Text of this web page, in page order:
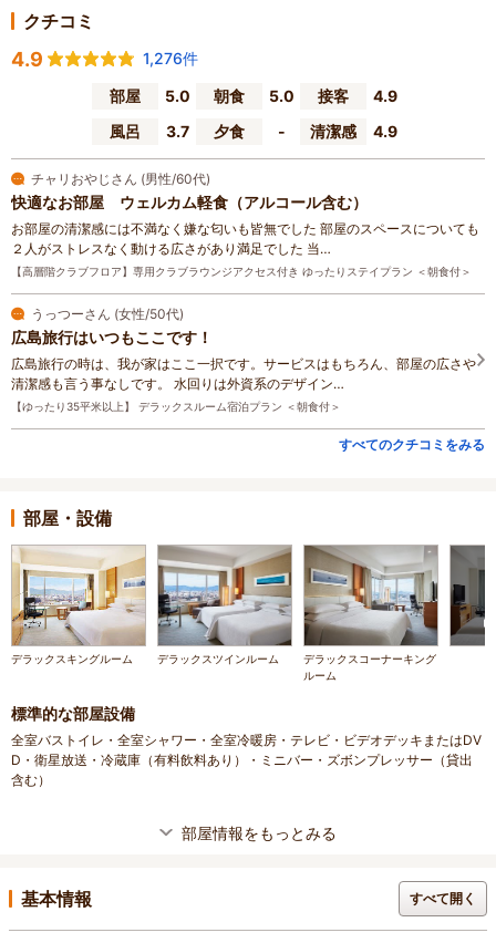
クチコミ
4.9
1,276件
部屋
5.0 朝食 5.0 接客
4.9
風呂
3.7 夕食 - 清潔感 4.9
チャリおやじさん (男性/60代)
快適なお部屋 ウェルカム軽食（アルコール含む）
お部屋の清潔感には不満なく嫌な匂いも皆無でした 部屋のスペースについても
２人がストレスなく動ける広さがあり満足でした 当…
【高層階クラブフロア】専用クラブラウンジアクセス付き ゆったりステイプラン ＜朝食付＞
うっつーさん (女性/50代)
広島旅行はいつもここです！
広島旅行の時は、我が家はここ一択です。サービスはもちろん、部屋の広さや
清潔感も言う事なしです。 水回りは外資系のデザイン…
【ゆったり35平米以上】 デラックスルーム宿泊プラン ＜朝食付＞
すべてのクチコミをみる
部屋・設備
デラックスキングルーム デラックスツインルーム
デラックスコーナーキング
ルーム
標準的な部屋設備
全室バストイレ・全室シャワー・全室冷暖房・テレビ・ビデオデッキまたはDV
D・衛星放送・冷蔵庫（有料飲料あり）・ミニバー・ズボンプレッサー（貸出
含む）
部屋情報をもっとみる
基本情報 すべて開く